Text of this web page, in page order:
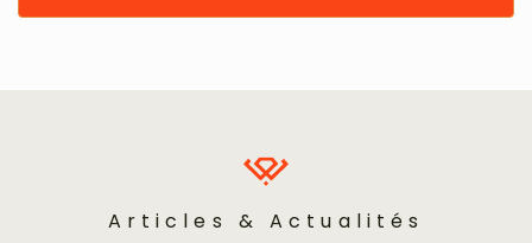
Articles & Actualités